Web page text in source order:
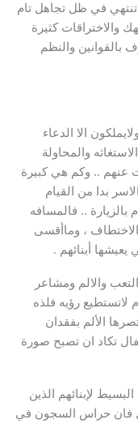
في ظل تجاهل تام
والاختراقات كثيرة
بالقوانين والنظم
الا الدعاء
والمحاولة
عنهم .. وكم هي كبيرة
بدا من القيام
بالزيارة .. فالمسافه
، وماأقسى
يعيشها أبنائهم .
والالم ومشاعر
لاتستطيع رؤيه فلذه
الألم بفقدان
تكاد ان تصبح صورة
لإبنائهم الذين
فان حراس السجون في